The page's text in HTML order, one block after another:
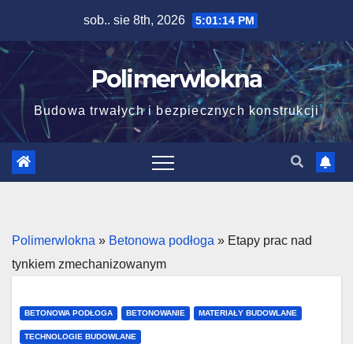
content
sob.. sie 8th, 2026 5:01:15 PM
Polimerwlokna
Budowa trwałych i bezpiecznych konstrukcji
Polimerwlokna » Betonowa podłoga » Etapy prac nad
tynkiem zmechanizowanym
BETONOWA PODŁOGA BETONOWANIE MATERIAŁY BUDOWLANE
TECHNOLOGIE BUDOWLANE